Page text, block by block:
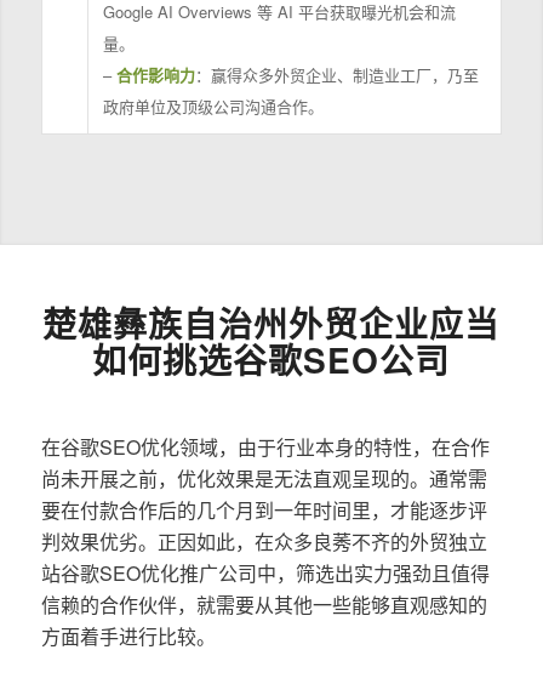
Google AI Overviews 等 AI 平台获取曝光机会和流
量。
–合作影响力：赢得众多外贸企业、制造业工厂，乃至
政府单位及顶级公司沟通合作。
楚雄彝族自治州外贸企业应当
如何挑选谷歌SEO公司
在谷歌SEO优化领域，由于行业本身的特性，在合作
尚未开展之前，优化效果是无法直观呈现的。通常需
要在付款合作后的几个月到一年时间里，才能逐步评
判效果优劣。正因如此，在众多良莠不齐的外贸独立
站谷歌SEO优化推广公司中，筛选出实力强劲且值得
信赖的合作伙伴，就需要从其他一些能够直观感知的
方面着手进行比较。